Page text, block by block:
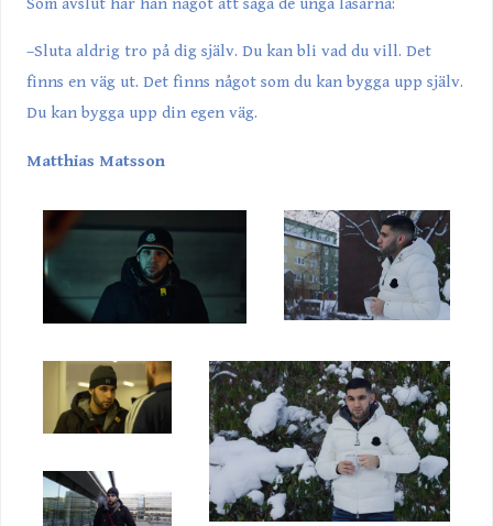
Som avslut har han något att säga de unga läsarna:
–Sluta aldrig tro på dig själv. Du kan bli vad du vill. Det
finns en väg ut. Det finns något som du kan bygga upp själv.
Du kan bygga upp din egen väg.
Matthias Matsson